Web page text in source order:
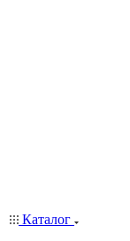
Каталог